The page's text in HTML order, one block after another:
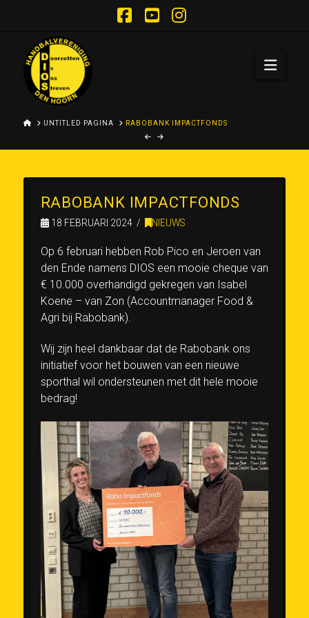
HOMEUNTITLED PAGINA RABOBANK IMPACTFONDS
RABOBANK IMPACTFONDS
18 FEBRUARI 2024 NIEUWS
Op 6 februari hebben Rob Pico en Jeroen van
den Ende namens DIOS een mooie cheque van
€ 10.000 overhandigd gekregen van Isabel
Koene – van Zon (Accountmanager Food &
Agri bij Rabobank).
Wij zijn heel dankbaar dat de Rabobank ons
initiatief voor het bouwen van een nieuwe
sporthal wil ondersteunen met dit hele mooie
bedrag!